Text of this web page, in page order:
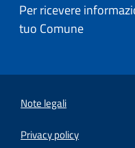
Per ricevere
tuo Comune
Note legali
Privacy policy